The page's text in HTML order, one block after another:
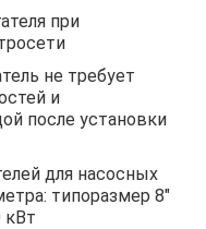
при
не требует
и
после установки
для насосных
типоразмер 8″
кВт